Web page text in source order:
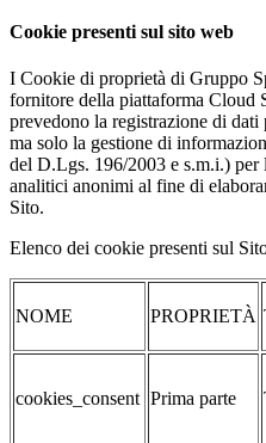
Cookie presenti sul sito web
I Cookie di proprietà di Gruppo
fornitore della piattaforma Cloud
prevedono la registrazione di
ma solo la gestione di
del D.Lgs. 196/2003 e s.m.i.) per
analitici anonimi al fine di
Sito.
Elenco dei cookie presenti sul
NOME PROPRIETÀ
cookies_consent Prima parte